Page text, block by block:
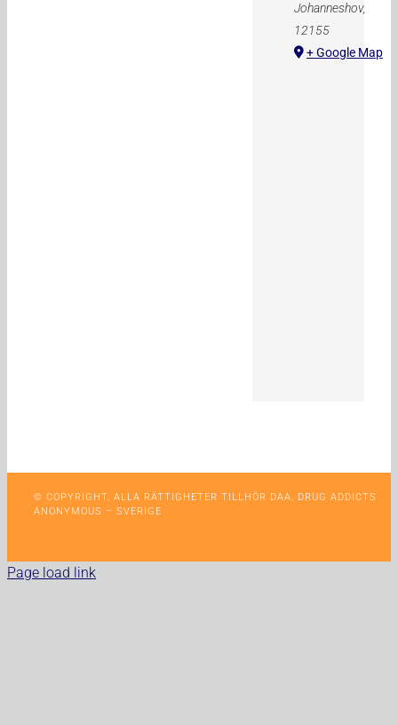
Johanneshov,
12155
+ Google Map
© COPYRIGHT, ALLA RÄTTIGHETER TILLHÖR DAA, DRUG ADDICTS
ANONYMOUS – SVERIGE
Page load link